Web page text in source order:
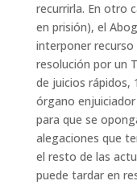
recurrirla. En otro
en prisión), el
interponer
resolución por un
de juicios rápidos,
órgano
para que se
alegaciones que
el resto de las
puede tardar en